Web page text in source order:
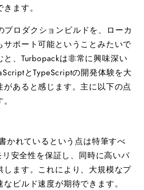
ます。
プロダクションビルドを、ローカ
サポート可能ということみたいで
、Turbopackは非常に興味深い
とTypeScriptの開発体験を大
があると感じます。主に以下の点
かれているという点は特筆すべ
リ安全性を保証し、同時に高いパ
します。これにより、大規模なプ
ビルド速度が期待できます。